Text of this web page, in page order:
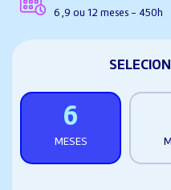
6 ,9 ou 12 meses - 450h
6
MESES